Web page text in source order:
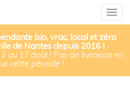
bio, vrac, local et zéro
de Nantes depuis 2016 ! -
au 17 août ! Pas de livraison en
cette période !